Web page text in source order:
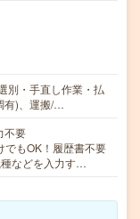
別・手直し作業・払
有)、運搬/…
不要
もOK！履歴書不要
などを入力す…